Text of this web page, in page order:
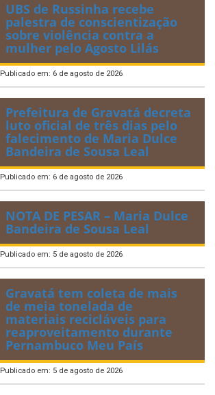
UBS de Russinha recebe
palestra de conscientização
sobre violência contra a
mulher pelo Agosto Lilás
Publicado em: 6 de agosto de 2026
Prefeitura de Gravatá decreta
luto oficial de três dias pelo
falecimento de Maria Dulce
Bandeira de Sousa Leal
Publicado em: 6 de agosto de 2026
NOTA DE PESAR – Maria Dulce
Bandeira de Sousa Leal
Publicado em: 5 de agosto de 2026
Gravatá tem coleta de mais
de meia tonelada de
materiais recicláveis para
reaproveitamento durante
Pernambuco Meu País
Publicado em: 5 de agosto de 2026